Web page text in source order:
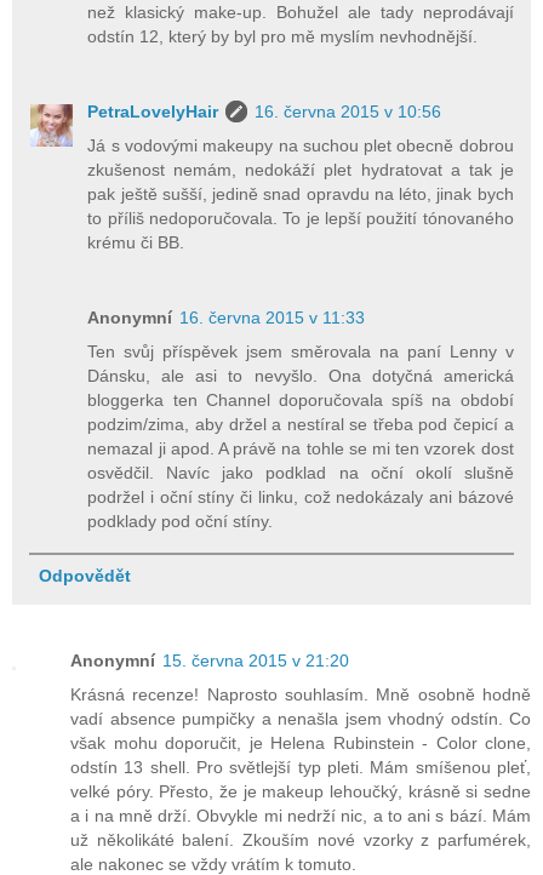
než klasický make-up. Bohužel ale tady neprodávají
odstín 12, který by byl pro mě myslím nevhodnější.
PetraLovelyHair
16. června 2015 v 10:56
Já s vodovými makeupy na suchou plet obecně dobrou
zkušenost nemám, nedokáží plet hydratovat a tak je
pak ještě sušší, jedině snad opravdu na léto, jinak bych
to příliš nedoporučovala. To je lepší použití tónovaného
krému či BB.
Anonymní 16. června 2015 v 11:33
Ten svůj příspěvek jsem směrovala na paní Lenny v
Dánsku, ale asi to nevyšlo. Ona dotyčná americká
bloggerka ten Channel doporučovala spíš na období
podzim/zima, aby držel a nestíral se třeba pod čepicí a
nemazal ji apod. A právě na tohle se mi ten vzorek dost
osvědčil. Navíc jako podklad na oční okolí slušně
podržel i oční stíny či linku, což nedokázaly ani bázové
podklady pod oční stíny.
Odpovědět
Anonymní 15. června 2015 v 21:20
Krásná recenze! Naprosto souhlasím. Mně osobně hodně
vadí absence pumpičky a nenašla jsem vhodný odstín. Co
však mohu doporučit, je Helena Rubinstein - Color clone,
odstín 13 shell. Pro světlejší typ pleti. Mám smíšenou pleť,
velké póry. Přesto, že je makeup lehoučký, krásně si sedne
a i na mně drží. Obvykle mi nedrží nic, a to ani s bází. Mám
už několikáté balení. Zkouším nové vzorky z parfumérek,
ale nakonec se vždy vrátím k tomuto.